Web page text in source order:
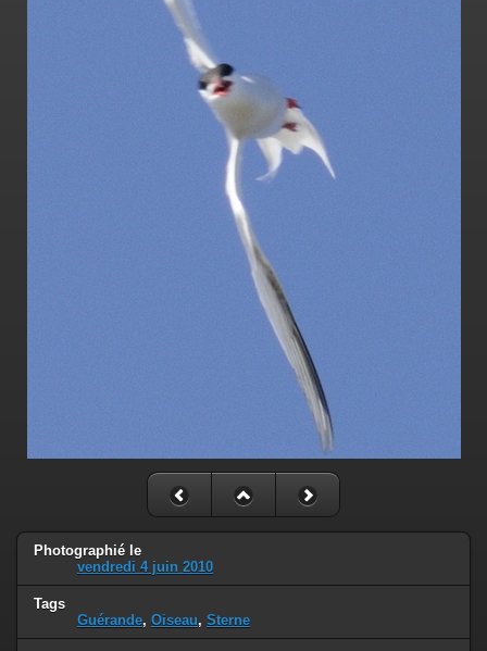
Photographié le
vendredi 4 juin 2010
Tags
Guérande, Oiseau, Sterne